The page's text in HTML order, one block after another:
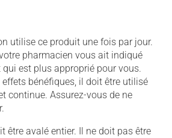
utilise ce produit une fois par jour.
pharmacien vous ait indiqué
est plus approprié pour vous.
bénéfiques, il doit être utilisé
continue. Assurez-vous de ne
être avalé entier. Il ne doit pas être